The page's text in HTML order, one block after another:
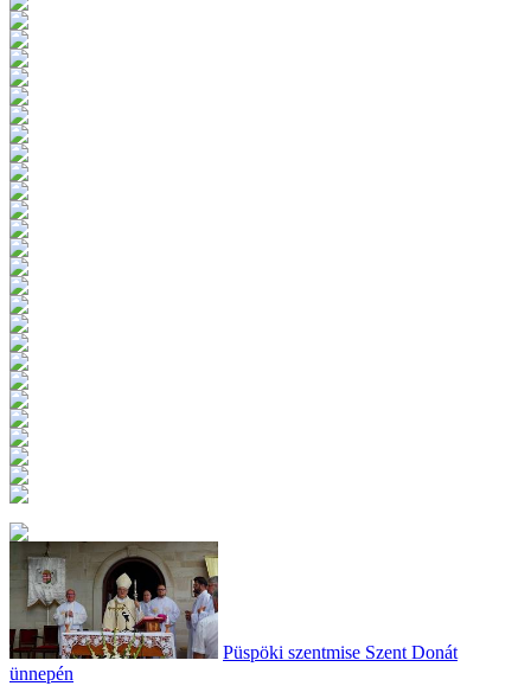
Püspöki szentmise Szent Donát
ünnepén